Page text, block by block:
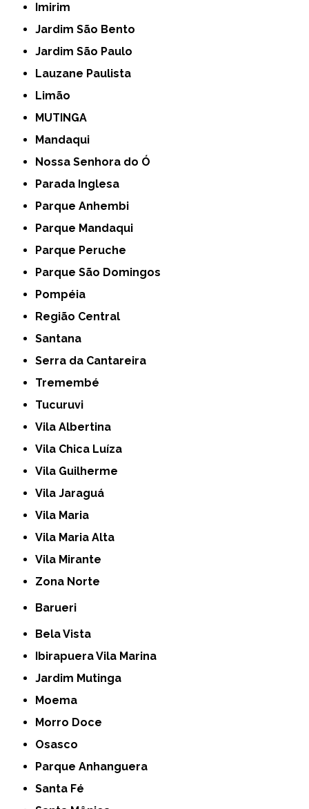
Imirim
Jardim São Bento
Jardim São Paulo
Lauzane Paulista
Limão
MUTINGA
Mandaqui
Nossa Senhora do Ó
Parada Inglesa
Parque Anhembi
Parque Mandaqui
Parque Peruche
Parque São Domingos
Pompéia
Região Central
Santana
Serra da Cantareira
Tremembé
Tucuruvi
Vila Albertina
Vila Chica Luíza
Vila Guilherme
Vila Jaraguá
Vila Maria
Vila Maria Alta
Vila Mirante
Zona Norte
Barueri
Bela Vista
Ibirapuera Vila Marina
Jardim Mutinga
Moema
Morro Doce
Osasco
Parque Anhanguera
Santa Fé